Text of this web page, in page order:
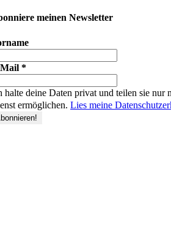
meinen Newsletter
*
halte deine Daten privat und teilen sie nur
ermöglichen. Lies meine